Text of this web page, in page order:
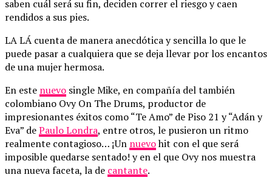
saben cuál será su fin, deciden correr el riesgo y caen
rendidos a sus pies.
LA LÁ cuenta de manera anecdótica y sencilla lo que le
puede pasar a cualquiera que se deja llevar por los encantos
de una mujer hermosa.
En este nuevo single Mike, en compañía del también
colombiano Ovy On The Drums, productor de
impresionantes éxitos como “Te Amo” de Piso 21 y “Adán y
Eva” dePaulo Londra, entre otros, le pusieron un ritmo
realmente contagioso… ¡Un nuevohit con el que será
imposible quedarse sentado! y en el que Ovy nos muestra
una nueva faceta, la de cantante.